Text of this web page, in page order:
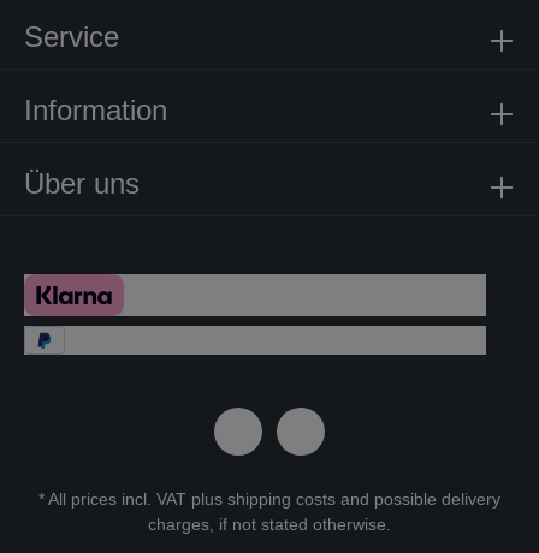
Über uns
Service
Information
* All prices incl. VAT plus shipping costs and possible delivery
charges, if not stated otherwise.